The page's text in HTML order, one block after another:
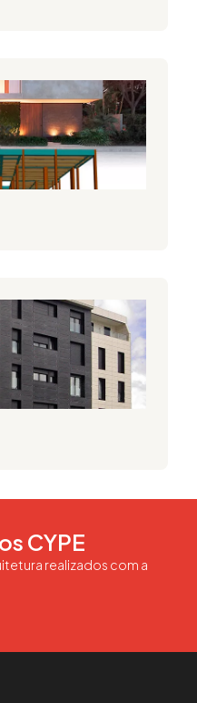
CYPE
realizados com a